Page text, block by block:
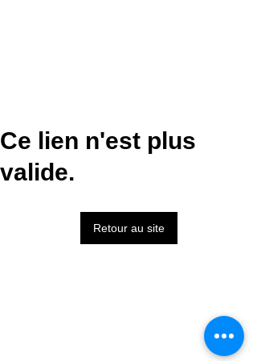
Ce lien n'est plus
valide.
Retour au site